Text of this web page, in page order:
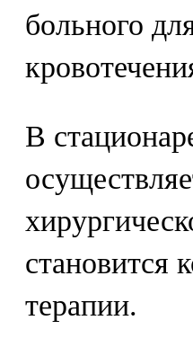
больного
В
становится
терапии.